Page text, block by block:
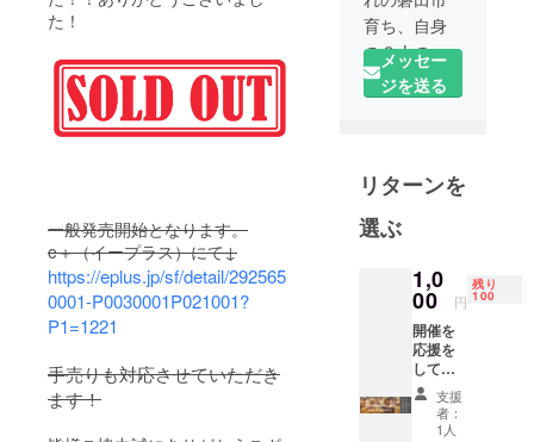
た！
一般発売開始となります。
e＋（イープラス）にて↓
https://eplus.jp/sf/detail/292565
0001-P0030001P021001?
P1=1221
手売りも対応させていただき
ます！
育ち、自身
の２人の子
供のため、
磐田に住む
田をもっと
にするた
様々な活動
をしていま
メッセー
ジを送る
リターンを
選ぶ
1,0
00 円
残り
100
開催を
応援を
して頂
ける方
向けの
リター
支援
者：
1人